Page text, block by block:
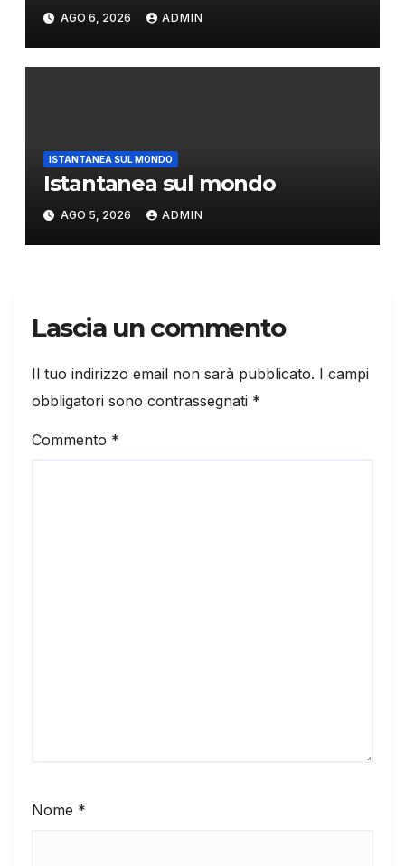
AGO 6, 2026 ADMIN
ISTANTANEA SUL MONDO
Istantanea sul mondo
AGO 5, 2026 ADMIN
Lascia un commento
Il tuo indirizzo email non sarà pubblicato. I campi
obbligatori sono contrassegnati *
Commento *
Nome *